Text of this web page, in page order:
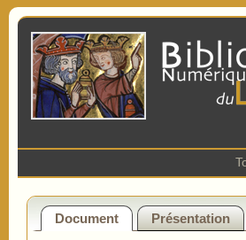
Document Présentation